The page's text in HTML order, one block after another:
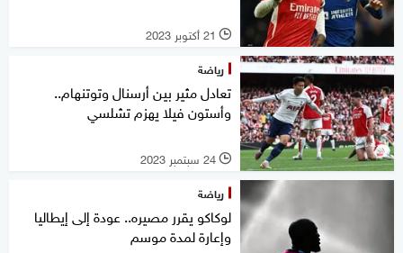
l 21 أكتوبر 2023
رياضة
تعادل مثير بين أرسنال وتوتنهام..
وأستون فيلا يهزم تشلسي
l 24 سبتمبر 2023
رياضة
لوكاكو يقرر مصيره.. عودة إلى إيطاليا
وإعارة لمدة موسم